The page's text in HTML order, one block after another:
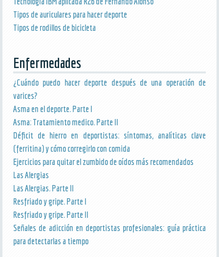
Tipos de auriculares para hacer deporte
Tipos de rodillos de bicicleta
Enfermedades
¿Cuándo puedo hacer deporte después de una operación de
varices?
Asma en el deporte. Parte I
Asma: Tratamiento medico. Parte II
Déficit de hierro en deportistas: síntomas, analíticas clave
(ferritina) y cómo corregirlo con comida
Ejercicios para quitar el zumbido de oídos más recomendados
Las Alergias
Las Alergias. Parte II
Resfriado y gripe. Parte I
Resfriado y gripe. Parte II
Señales de adicción en deportistas profesionales: guía práctica
para detectarlas a tiempo